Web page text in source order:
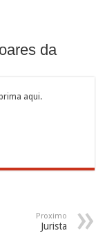
da
aqui.
Proximo
Jurista